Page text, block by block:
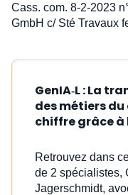
Cass. com. 8-2-2023
GmbH c/ Sté Travaux
GenIA‑L : La
des métiers
chiffre grâce à
Retrouvez dans
de 2 spécialistes,
Jagerschmidt,